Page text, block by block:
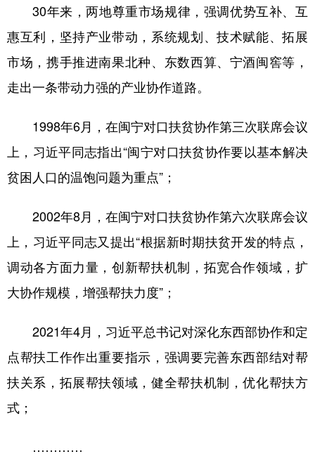
30年来，两地尊重市场规律，强调优势互补、互
惠互利，坚持产业带动，系统规划、技术赋能、拓展
市场，携手推进南果北种、东数西算、宁酒闽窖等，
走出一条带动力强的产业协作道路。
1998年6月，在闽宁对口扶贫协作第三次联席会议
上，习近平同志指出“闽宁对口扶贫协作要以基本解决
贫困人口的温饱问题为重点”；
2002年8月，在闽宁对口扶贫协作第六次联席会议
上，习近平同志又提出“根据新时期扶贫开发的特点，
调动各方面力量，创新帮扶机制，拓宽合作领域，扩
大协作规模，增强帮扶力度”；
2021年4月，习近平总书记对深化东西部协作和定
点帮扶工作作出重要指示，强调要完善东西部结对帮
扶关系，拓展帮扶领域，健全帮扶机制，优化帮扶方
式；
…………